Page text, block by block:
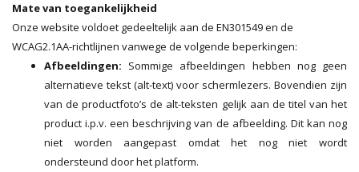
Mate van toegankelijkheid
Onze website voldoet gedeeltelijk aan de EN301549 en de
WCAG2.1AA-richtlijnen vanwege de volgende beperkingen:
Afbeeldingen: Sommige afbeeldingen hebben nog geen
alternatieve tekst (alt-text) voor schermlezers. Bovendien zijn
van de productfoto’s de alt-teksten gelijk aan de titel van het
product i.p.v. een beschrijving van de afbeelding. Dit kan nog
niet worden aangepast omdat het nog niet wordt
ondersteund door het platform.